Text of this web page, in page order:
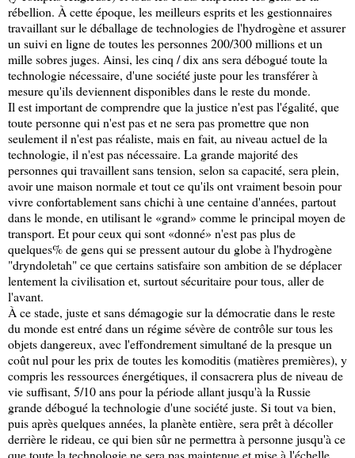
rébellion. À cette époque, les meilleurs esprits et les gestionnaires
travaillant sur le déballage de technologies de l'hydrogène et assurer
un suivi en ligne de toutes les personnes 200/300 millions et un
mille sobres juges. Ainsi, les cinq / dix ans sera débogué toute la
technologie nécessaire, d'une société juste pour les transférer à
mesure qu'ils deviennent disponibles dans le reste du monde.
Il est important de comprendre que la justice n'est pas l'égalité, que
toute personne qui n'est pas et ne sera pas promettre que non
seulement il n'est pas réaliste, mais en fait, au niveau actuel de la
technologie, il n'est pas nécessaire. La grande majorité des
personnes qui travaillent sans tension, selon sa capacité, sera plein,
avoir une maison normale et tout ce qu'ils ont vraiment besoin pour
vivre confortablement sans chichi à une centaine d'années, partout
dans le monde, en utilisant le «grand» comme le principal moyen de
transport. Et pour ceux qui sont «donné» n'est pas plus de
quelques% de gens qui se pressent autour du globe à l'hydrogène
"dryndoletah" ce que certains satisfaire son ambition de se déplacer
lentement la civilisation et, surtout sécuritaire pour tous, aller de
l'avant.
À ce stade, juste et sans démagogie sur la démocratie dans le reste
du monde est entré dans un régime sévère de contrôle sur tous les
objets dangereux, avec l'effondrement simultané de la presque un
coût nul pour les prix de toutes les komoditis (matières premières), y
compris les ressources énergétiques, il consacrera plus de niveau de
vie suffisant, 5/10 ans pour la période allant jusqu'à la Russie
grande débogué la technologie d'une société juste. Si tout va bien,
puis après quelques années, la planète entière, sera prêt à décoller
derrière le rideau, ce qui bien sûr ne permettra à personne jusqu'à ce
que toute la technologie ne sera pas maintenue et mise à l'échelle.